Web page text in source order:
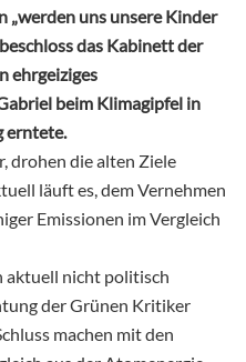
„werden uns unsere Kinder
das Kabinett der
ehrgeiziges
beim Klimagipfel in
erntete.
drohen die alten Ziele
läuft es, dem Vernehmen
Emissionen im Vergleich
aktuell nicht politisch
der Grünen Kritiker
machen mit den